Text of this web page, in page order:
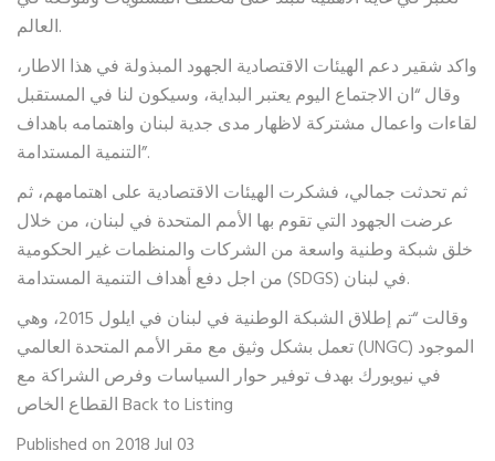
العالم.
واكد شقير دعم الهيئات الاقتصادية الجهود المبذولة في هذا الاطار،
وقال “ان الاجتماع اليوم يعتبر البداية، وسيكون لنا في المستقبل
لقاءات واعمال مشتركة لاظهار مدى جدية لبنان واهتمامه باهداف
التنمية المستدامة”.
ثم تحدثت جمالي، فشكرت الهيئات الاقتصادية على اهتمامهم، ثم
عرضت الجهود التي تقوم بها الأمم المتحدة في لبنان، من خلال
خلق شبكة وطنية واسعة من الشركات والمنظمات غير الحكومية
من اجل دفع أهداف التنمية المستدامة (SDGS) في لبنان.
وقالت “تم إطلاق الشبكة الوطنية في لبنان في ايلول 2015، وهي
تعمل بشكل وثيق مع مقر الأمم المتحدة العالمي (UNGC) الموجود
في نيويورك بهدف توفير حوار السياسات وفرص الشراكة مع
القطاع الخاص Back to Listing
Published on 2018 Jul 03